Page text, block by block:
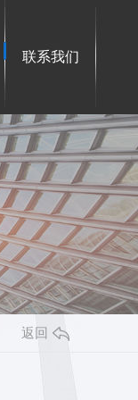
联系我们
返回